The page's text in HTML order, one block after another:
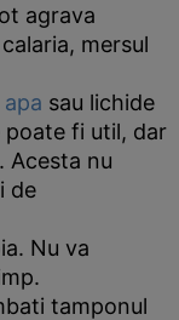
agrava
mersul
apa sau lichide
poate fi util, dar
Acesta nu
de
Nu va
tamponul